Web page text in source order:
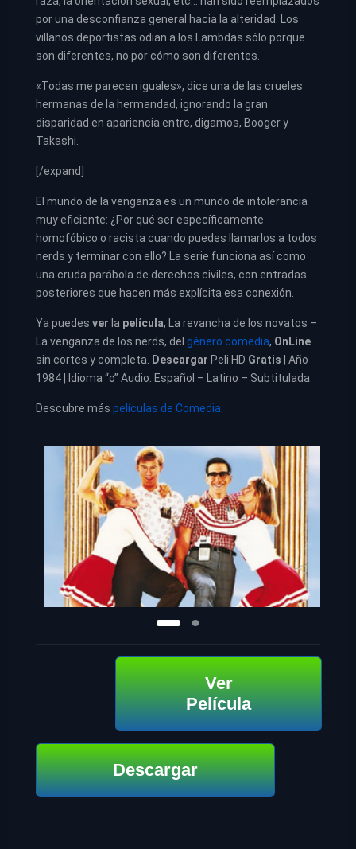
por una desconfianza general hacia la alteridad. Los
villanos deportistas odian a los Lambdas sólo porque
son diferentes, no por cómo son diferentes.
«Todas me parecen iguales», dice una de las crueles
hermanas de la hermandad, ignorando la gran
disparidad en apariencia entre, digamos, Booger y
Takashi.
[/expand]
El mundo de la venganza es un mundo de intolerancia
muy eficiente: ¿Por qué ser específicamente
homofóbico o racista cuando puedes llamarlos a todos
nerds y terminar con ello? La serie funciona así como
una cruda parábola de derechos civiles, con entradas
posteriores que hacen más explícita esa conexión.
Ya puedes ver la película,
La revancha de los novatos –
La venganza de los nerds, del género comedia, OnLine
sin cortes y completa.
Descargar Peli HD Gratis | Año
1984 | Idioma “o” Audio: Español – Latino – Subtitulada.
Descubre más películas de Comedia
Ver
Película
Descargar